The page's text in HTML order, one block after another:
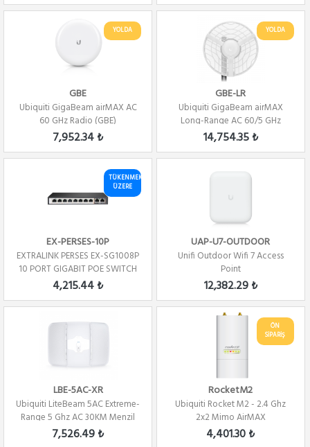
YOLDA
GBE
Ubiquiti GigaBeam airMAX AC
60 GHz Radio (GBE)
7,952.34 ₺
YOLDA
GBE-LR
Ubiquiti GigaBeam airMAX
Long-Range AC 60/5 GHz
Radio (GBE-LR)
14,754.35 ₺
TÜKENMEK
ÜZERE
EX-PERSES-10P
EXTRALINK PERSES EX-SG1008P
10 PORT GIGABIT POE SWITCH
(8X PORT PO...
4,215.44 ₺
UAP-U7-OUTDOOR
Unifi Outdoor Wifi 7 Access
Point
12,382.29 ₺
LBE-5AC-XR
Ubiquiti LiteBeam 5AC Extreme-
Range 5 Ghz AC 30KM Menzil
Dış Orta...
7,526.49 ₺
ÖN
SİPARİŞ
RocketM2
Ubiquiti Rocket M2 - 2.4 Ghz
2x2 Mimo AirMAX
4,401.30 ₺